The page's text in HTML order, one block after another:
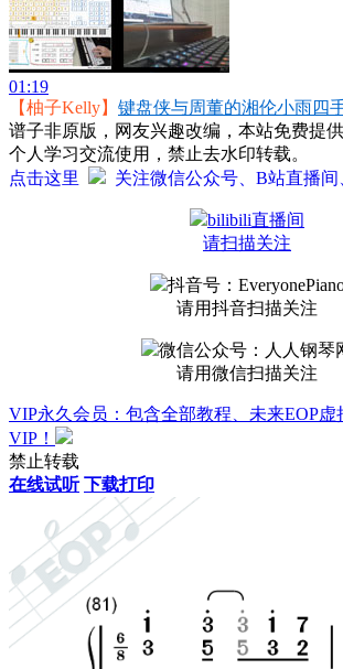
01:19
【柚子Kelly】 键盘侠与周董的湘伦小雨四
谱子非原版，网友兴趣改编，本站免费提
个人学习交流使用，禁止去水印转载。
点击这里
关注微信公众号、B站直播
bilibili直播间
请扫描关注
抖音号：
请用抖音扫描关注
微信公众号：人人钢琴
请用微信扫描关注
VIP永久会员：包含全部教程、未来EOP
VIP！
禁止转载
在线试听 下载打印